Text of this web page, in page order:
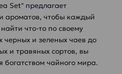
Set" предлагает
ароматов, чтобы каждый
что-то по своему
черных и зеленых чаев до
и травяных сортов, вы
богатством чайного мира.